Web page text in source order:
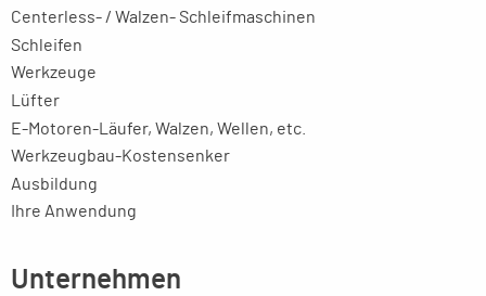
Centerless- / Walzen- Schleifmaschinen
Schleifen
Werkzeuge
Lüfter
E-Motoren-Läufer, Walzen, Wellen, etc.
Werkzeugbau-Kostensenker
Ausbildung
Ihre Anwendung
Unternehmen